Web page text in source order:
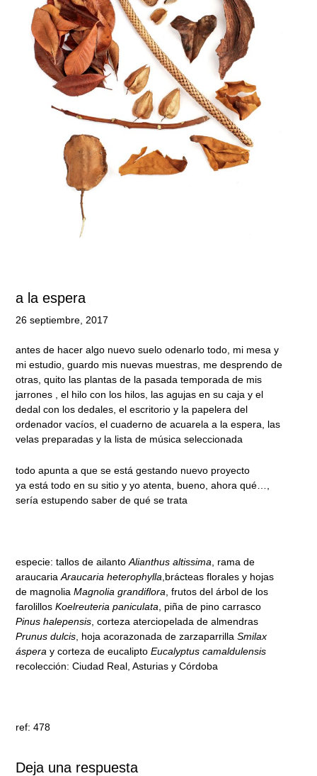
a la espera
26 septiembre, 2017
antes de hacer algo nuevo suelo odenarlo todo, mi mesa y
mi estudio, guardo mis nuevas muestras, me desprendo de
otras, quito las plantas de la pasada temporada de mis
jarrones , el hilo con los hilos, las agujas en su caja y el
dedal con los dedales, el escritorio y la papelera del
ordenador vacíos, el cuaderno de acuarela a la espera, las
velas preparadas y la lista de música seleccionada
todo apunta a que se está gestando nuevo proyecto
ya está todo en su sitio y yo atenta, bueno, ahora qué…,
sería estupendo saber de qué se trata
especie: tallos de ailanto Alianthus altissima , rama de
araucaria Araucaria heterophylla ,brácteas florales y hojas
de magnolia Magnolia grandiflora , frutos del árbol de los
farolillos Koelreuteria paniculata , piña de pino carrasco
Pinus halepensis , corteza aterciopelada de almendras
Prunus dulcis , hoja acorazonada de zarzaparrilla Smilax
áspera y corteza de eucalipto Eucalyptus camaldulensis
recolección: Ciudad Real, Asturias y Córdoba
ref: 478
Deja una respuesta